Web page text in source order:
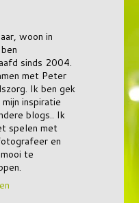
woon in
sinds 2004.
met Peter
Ik ben gek
inspiratie
blogs.. Ik
spelen met
en
te